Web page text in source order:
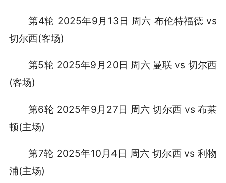
第4轮 2025年9月13日 周六 布伦特福德 vs
切尔西(客场)
第5轮 2025年9月20日 周六 曼联 vs 切尔西
(客场)
第6轮 2025年9月27日 周六 切尔西 vs 布莱
顿(主场)
第7轮 2025年10月4日 周六 切尔西 vs 利物
浦(主场)